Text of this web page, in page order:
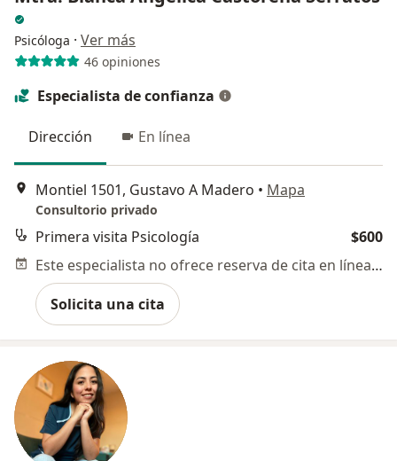
Psicóloga · Ver más
46 opiniones
Especialista de confianza
Dirección En línea
Montiel 1501, Gustavo A Madero • Mapa
Consultorio privado
Primera visita Psicología
$600
Este especialista no ofrece reserva de cita en línea en esta dirección.
Solicita una cita